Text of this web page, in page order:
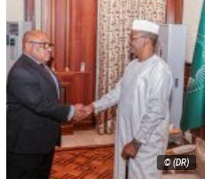
© (DR)